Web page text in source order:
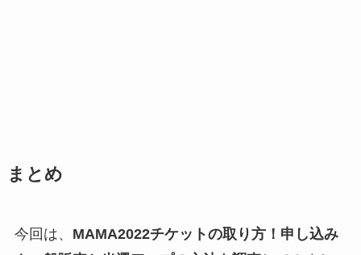
まとめ
今回は、 MAMA2022チケットの取り方！申し込み